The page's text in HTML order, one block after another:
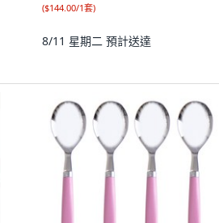
($144.00/1套)
8/11 星期二 預計送達